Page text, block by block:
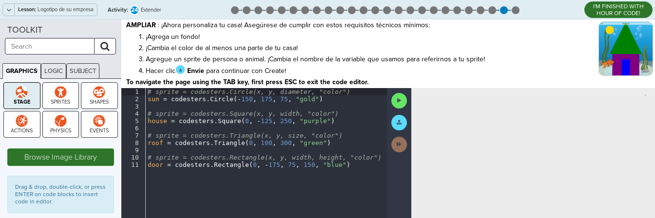
Lesson: Logotipo de su empresa Activity: 24 Extender
I'M FINISHED WITH
HOUR OF CODE!
AMPLIAR: ¡Ahora personaliza tu casa! Asegúrese de cumplir con estos requisitos técnicos mínimos:
¡Agrega un fondo!
¡Cambia el color de al menos una parte de tu casa!
Agregue un sprite de persona o animal. ¡Cambia el nombre de la variable que usamos para referirnos a tu sprite!
Hacer clic
Envíepara continuar con Create!
To navigate the page using the TAB key, first press ESC to exit the code editor.
1
2
3
4
5
6
7
8
9
10
11
#· sprite =· codesters.Circle(x, y, diameter, "color")
sun =· codesters . Circle( - 150 , 175 , 75 , "gold" )
#· sprite =· codesters.Square(x, y, width, "color")
house =· codesters . Square( 0 , - 125 , 250 , "purple" )
#· sprite =· codesters.Triangle(x, y, size, "color")
roof =· codesters . Triangle( 0 , 100 , 300 , "green" )
#· sprite =· codesters.Rectangle(x, y, width, height, "color")
door· =· codesters . Rectangle( 0 , - 175 , 75 , 150 , "blue" )
Run
Code
Submit
Work
Next
Activity
,
TOOLKIT
GRAPHICS LOGIC SUBJECT
GRAPHICS
Browse Image Library
Drag & drop, double-click, or press
ENTER on code blocks to insert
code in editor.